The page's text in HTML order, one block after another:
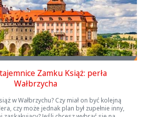
Zamku Książ: perła
Wałbrzycha
w Wałbrzychu? Czy miał on być kolejną
czy może jednak plan był zupełnie inny,